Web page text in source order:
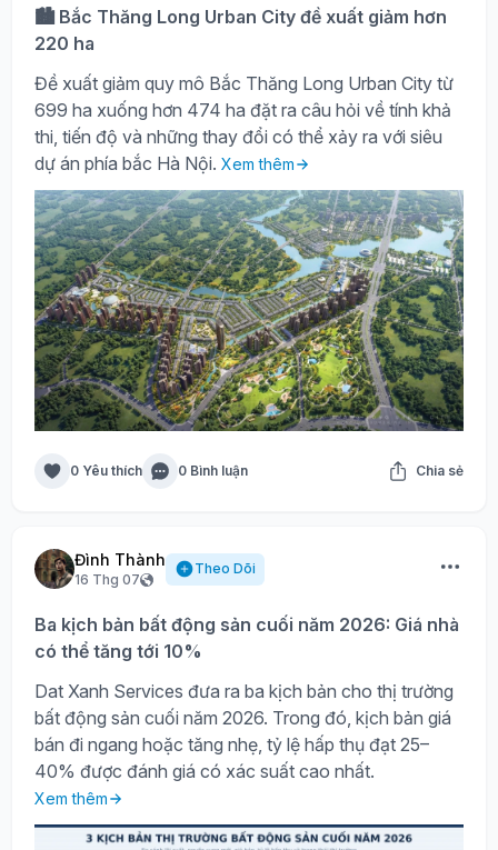
🏙️ Bắc Thăng Long Urban City đề xuất giảm hơn
220 ha
Đề xuất giảm quy mô Bắc Thăng Long Urban City từ
699 ha xuống hơn 474 ha đặt ra câu hỏi về tính khả
thi, tiến độ và những thay đổi có thể xảy ra với siêu
dự án phía bắc Hà Nội. Xem thêm
0 Yêu thích 0 Bình luận Chia sẻ
Đình Thành
16 Thg 07
Theo Dõi
Ba kịch bản bất động sản cuối năm 2026: Giá nhà
có thể tăng tới 10%
Dat Xanh Services đưa ra ba kịch bản cho thị trường
bất động sản cuối năm 2026. Trong đó, kịch bản giá
bán đi ngang hoặc tăng nhẹ, tỷ lệ hấp thụ đạt 25–
40% được đánh giá có xác suất cao nhất.
Xem thêm